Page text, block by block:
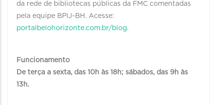
da rede de bibliotecas públicas da FMC comentadas
pela equipe BPIJ-BH. Acesse:
portalbelohorizonte.com.br/blog.
Funcionamento
De terça a sexta, das 10h às 18h; sábados, das 9h às
13h.